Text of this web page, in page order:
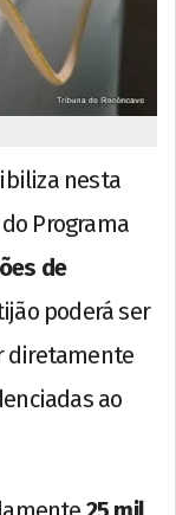
nesta
Programa
de
poderá ser
diretamente
ao